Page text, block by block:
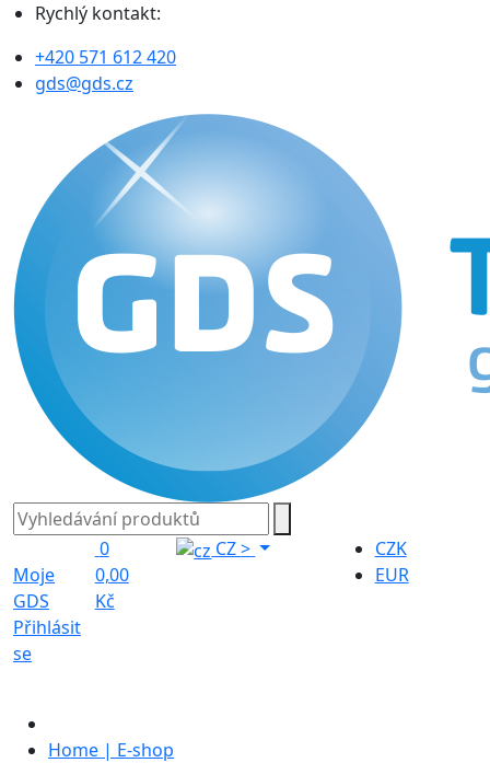
Rychlý kontakt:
+420 571 612 420
gds@gds.cz
Moje
GDS
Přihlásit
se
0
0,00
Kč
CZ>
CZK
EUR
Home | E-shop